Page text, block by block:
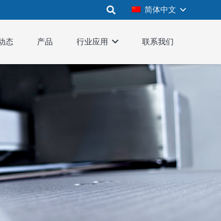
简体中文
态 产品 行业应用 联系我们